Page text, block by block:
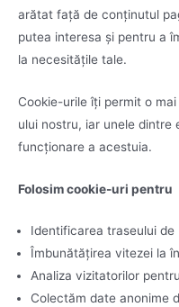
arătat față de conținutul
putea interesa și pentru a
la necesitățile tale.
Cookie-urile îți permit o
ului nostru, iar unele dintre
funcționare a acestuia.
Folosim cookie-uri pentru
Identificarea traseului de
Îmbunătățirea vitezei la
Analiza vizitatorilor
Colectăm date anonime